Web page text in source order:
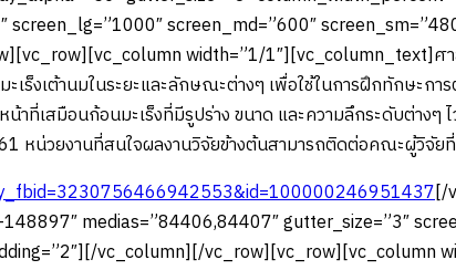
screen_md=”600″
width=”1/1″][vc_column_text]ศ
เร็งเต้านมในระยะและลักษณะต่างๆ เพื่อใช้ในการฝึกทักษะก
าที่เสมือนก้อนมะเร็งที่มีรูปร่าง ขนาด และความลึกระดับต่าง
หน่วยงานที่สนใจผลงานวิจัยข้างต้นสามารถติดต่อคณะผู้วิจัย
[/
medias=”84406,84407″ gutter_size=”3″
vc_column][/